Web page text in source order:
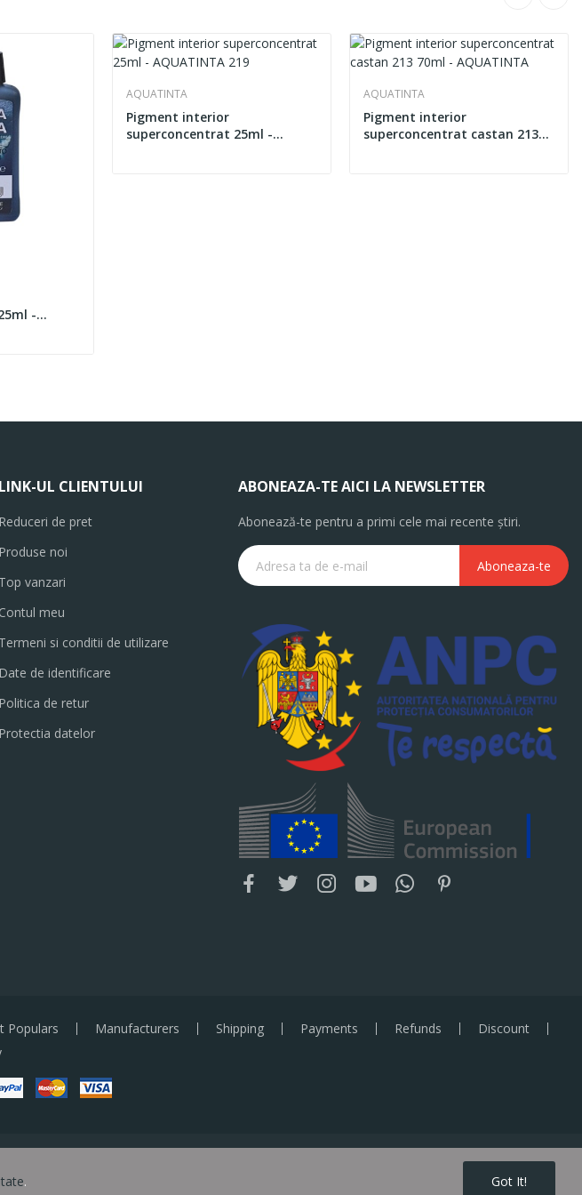
-
AQUATINTA
Pigment interior
superconcentrat 25ml -
AQUATINTA
Pigment interior
superconcentrat castan 213
LINK-UL CLIENTULUI
Reduceri de pret
Produse noi
Top vanzari
Contul meu
Termeni si conditii de utilizare
Date de identificare
Politica de retur
Protectia datelor
ABONEAZA-TE AICI LA NEWSLETTER
Abonează-te pentru a primi cele mai recente știri.
Aboneaza-te
Populars Manufacturers Shipping Payments Refunds
Discount
drepturile sunt rezervate.
. Got It!